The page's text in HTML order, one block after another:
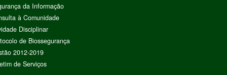
da Informação
à Comunidade
Disciplinar
de Biossegurança
2012-2019
de Serviços